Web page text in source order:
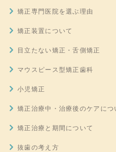
矯正専門医院を選ぶ理由
矯正装置について
目立たない矯正・舌側矯正
マウスピース型矯正歯科
小児矯正
矯正治療中・治療後のケアにつ
矯正治療と期間について
抜歯の考え方